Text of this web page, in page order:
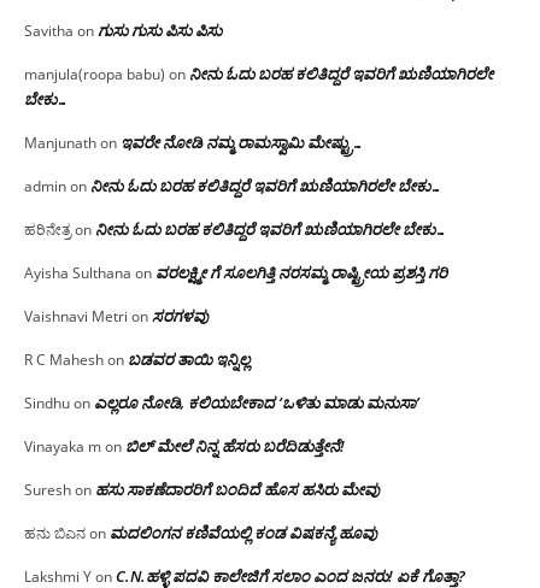
Savitha onಗುಸು ಗುಸು ಪಿಸು ಪಿಸು
manjula(roopa babu) on ನೀನು ಓದು ಬರಹ ಕಲಿತಿದ್ದರೆ ಇವರಿಗೆ ಋಣಿಯಾಗಿರಲೇ
ಬೇಕು…
Manjunathon ಇವರೇ‌ ನೋಡಿ‌ ನಮ್ಮ‌ ರಾಮಸ್ವಾಮಿ ಮೇಷ್ಟ್ರು…
adminon ನೀನು ಓದು ಬರಹ ಕಲಿತಿದ್ದರೆ ಇವರಿಗೆ ಋಣಿಯಾಗಿರಲೇ ಬೇಕು…
ಹರಿನೇತ್ರon ನೀನು ಓದು ಬರಹ ಕಲಿತಿದ್ದರೆ ಇವರಿಗೆ ಋಣಿಯಾಗಿರಲೇ ಬೇಕು…
Ayisha Sulthana on ವರಲಕ್ಷ್ಮೀ ಗೆ ಸೂಲಗಿತ್ತಿ ನರಸಮ್ಮ‌ ರಾಷ್ಟ್ರೀಯ ಪ್ರಶಸ್ತಿ ಗರಿ
Vaishnavi Metri onಸರಗಳವು
R C Maheshon ಬಡವರ ತಾಯಿ ಇನ್ನಿಲ್ಲ
Sindhuon ಎಲ್ಲರೂ ನೋಡಿ, ಕಲಿಯಬೇಕಾದ ‘ಒಳಿತು ಮಾಡು ಮನುಸಾ’
Vinayaka mon ಬಿಲ್ ಮೇಲೆ ನಿನ್ನ ಹೆಸರು ಬರೆದಿಡುತ್ತೇನೆ!
Sureshon ಹಸು ಸಾಕಣೆದಾರರಿಗೆ ಬಂದಿದೆ ಹೊಸ ಹಸಿರು ಮೇವು
ಹನು ಬಿಎನon ಮದಲಿಂಗನ ಕಣಿವೆಯಲ್ಲಿ ಕಂಡ ವಿಷಕನ್ಯೆ ಹೂವು
Lakshmi YonC.N.ಹಳ್ಳಿ ಪದವಿ ಕಾಲೇಜಿಗೆ ಸಲಾಂ‌ ಎಂದ ಜನರು! ಏಕೆ ಗೊತ್ತಾ?